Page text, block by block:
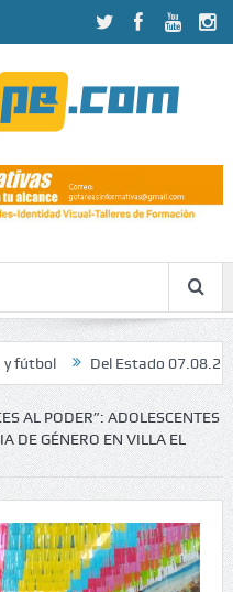
Estado 07.08.2026
AL PODER”: ADOLESCENTES
DE GÉNERO EN VILLA EL